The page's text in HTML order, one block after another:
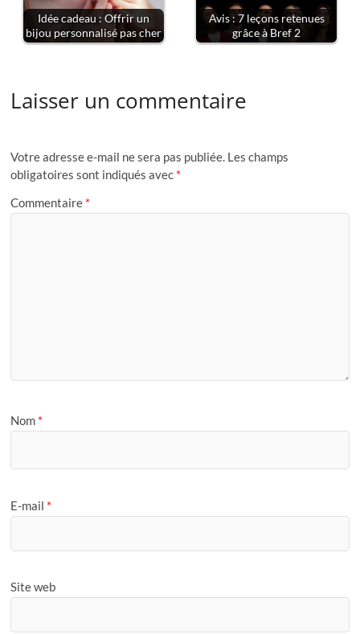
Idée cadeau : Offrir un
bijou personnalisé pas cher
Avis : 7 leçons retenues
grâce à Bref 2
Laisser un commentaire
Votre adresse e-mail ne sera pas publiée. Les champs
obligatoires sont indiqués avec *
Commentaire *
Nom *
E-mail *
Site web